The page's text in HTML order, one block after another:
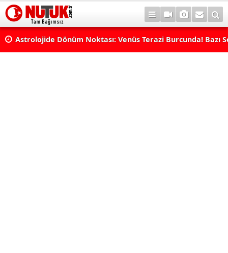
Astrolojide Dönüm Noktası: Venüs Terazi Burcunda! Bazı